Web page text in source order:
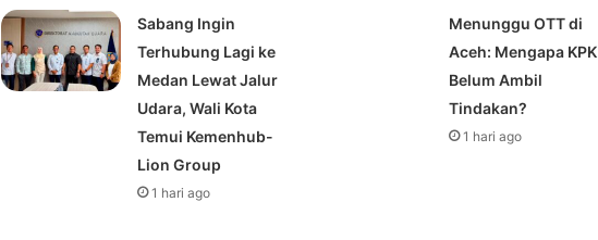
Sabang Ingin
Terhubung Lagi ke
Medan Lewat Jalur
Udara, Wali Kota
Temui Kemenhub-
Lion Group
1 hari ago
Menunggu OTT di
Aceh: Mengapa KPK
Belum Ambil
Tindakan?
1 hari ago